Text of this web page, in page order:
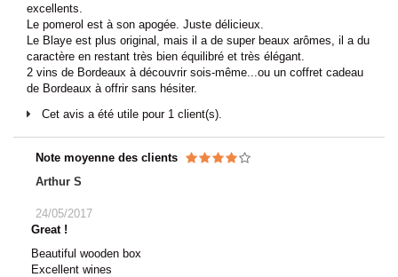
excellents.
Le pomerol est à son apogée. Juste délicieux.
Le Blaye est plus original, mais il a de super beaux arômes, il a du
caractère en restant très bien équilibré et très élégant.
2 vins de Bordeaux à découvrir sois-même...ou un coffret cadeau
de Bordeaux à offrir sans hésiter.
Cet avis a été utile pour 1 client(s).
Note moyenne des clients
Arthur S
24/05/2017
Great !
Beautiful wooden box
Excellent wines